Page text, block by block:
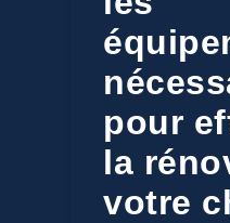
pour
la
votre